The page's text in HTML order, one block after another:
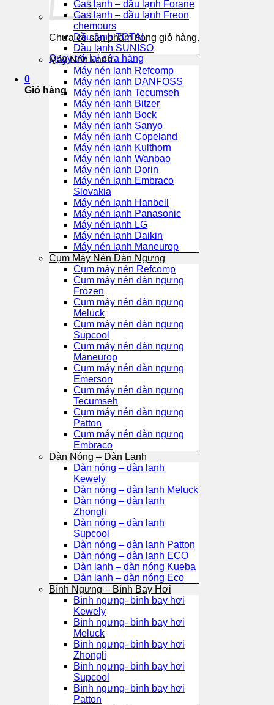
Chưa có sản phẩm trong giỏ hàng.
Quay trở lại cửa hàng
0
Giỏ hàng
Gas lạnh – dầu lạnh Forane
Gas lạnh – dầu lạnh Freon
chemours
Dầu lạnh TOTAL
Dầu lạnh SUNISO
Máy Nén Lạnh
Máy nén lạnh Refcomp
Máy nén lạnh DANFOSS
Máy nén lạnh Tecumseh
Máy nén lạnh Bitzer
Máy nén lạnh Bock
Máy nén lạnh Sanyo
Máy nén lạnh Copeland
Máy nén lạnh Kulthorn
Máy nén lạnh Wanbao
Máy nén lạnh Dorin
Máy nén lạnh Embraco
Slovakia
Máy nén lạnh Hanbell
Máy nén lạnh Panasonic
Máy nén lạnh LG
Máy nén lạnh Daikin
Máy nén lạnh Maneurop
Cụm Máy Nén Dàn Ngưng
Cụm máy nén Refcomp
Cụm máy nén dàn ngưng
Frozen
Cụm máy nén dàn ngưng
Meluck
Cụm máy nén dàn ngưng
Supcool
Cụm máy nén dàn ngưng
Maneurop
Cụm máy nén dàn ngưng
Emerson
Cụm máy nén dàn ngưng
Tecumseh
Cụm máy nén dàn ngưng
Patton
Cụm máy nén dàn ngưng
Embraco
Dàn Nóng – Dàn Lạnh
Dàn nóng – dàn lạnh
Kewely
Dàn nóng – dàn lạnh Meluck
Dàn nóng – dàn lạnh
Zhongli
Dàn nóng – dàn lạnh
Supcool
Dàn nóng – dàn lạnh Patton
Dàn nóng – dàn lạnh ECO
Dàn lạnh – dàn nóng Kueba
Dàn lạnh – dàn nóng Eco
Bình Ngưng – Bình Bay Hơi
Bình ngưng- bình bay hơi
Kewely
Bình ngưng- bình bay hơi
Meluck
Bình ngưng- bình bay hơi
Zhongli
Bình ngưng- bình bay hơi
Supcool
Bình ngưng- bình bay hơi
Patton